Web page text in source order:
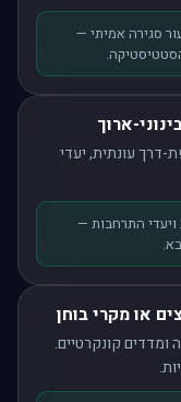
סגירה אמיתי —
דרך עונתית, יעדי
ויעדי התרחבות —
ומדדים קונקרטיים.